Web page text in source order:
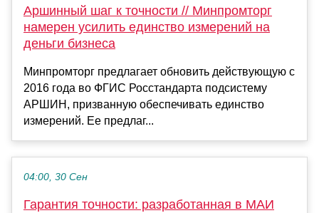
Аршинный шаг к точности // Минпромторг
намерен усилить единство измерений на
деньги бизнеса
Минпромторг предлагает обновить действующую с
2016 года во ФГИС Росстандарта подсистему
АРШИН, призванную обеспечивать единство
измерений. Ее предлаг...
04:00, 30 Сен
Гарантия точности: разработанная в МАИ